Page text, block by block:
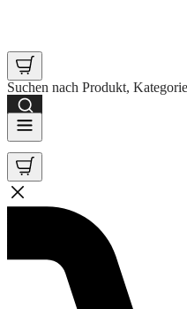
Suchen nach Produkt,